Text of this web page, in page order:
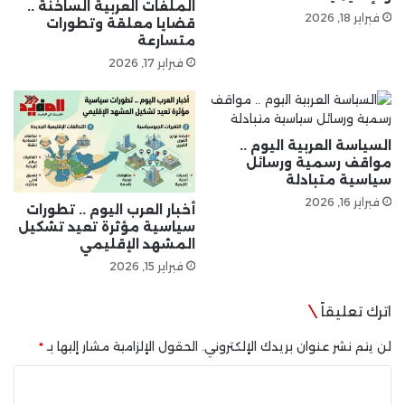
فبراير 18, 2026
الملفات العربية الساخنة ..
قضايا معلقة وتطورات
متسارعة
فبراير 17, 2026
السياسة العربية اليوم ..
مواقف رسمية ورسائل
سياسية متبادلة
فبراير 16, 2026
أخبار العرب اليوم .. تطورات
سياسية مؤثرة تعيد تشكيل
المشهد الإقليمي
فبراير 15, 2026
اترك تعليقاً
لن يتم نشر عنوان بريدك الإلكتروني. الحقول الإلزامية مشار إليها بـ*